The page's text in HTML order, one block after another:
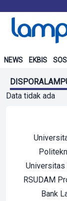
NEWS EKBIS
Data tidak ada
Universitas
RSUDAM
Bank